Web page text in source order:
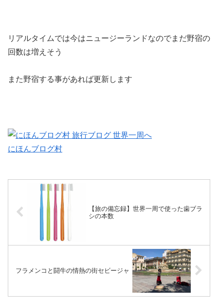
リアルタイムでは今はニュージーランドなのでまだ野宿の
回数は増えそう
また野宿する事があれば更新します
にほんブログ村
【旅の備忘録】世界一周で使った歯ブラ
シの本数
フラメンコと闘牛の情熱の街セビージャ